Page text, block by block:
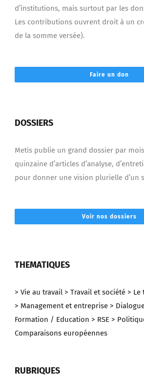
d’institutions, mais surtout par les
Les contributions ouvrent droit à un
de la somme versée).
Faire un don
DOSSIERS
Metis publie un grand dossier par
quinzaine d’articles d’analyse,
pour donner une vision plurielle d’un
Voir nos dossiers
THEMATIQUES
> Vie au travail > Travail et société > Le
> Management et entreprise >
Formation / Education > RSE >
Comparaisons européennes
RUBRIQUES